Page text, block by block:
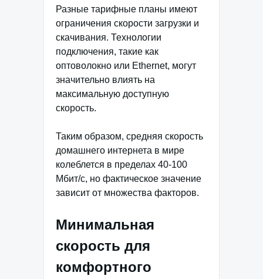
Разные тарифные планы имеют
ограничения скорости загрузки и
скачивания. Технологии
подключения, такие как
оптоволокно или Ethernet, могут
значительно влиять на
максимальную доступную
скорость.
Таким образом, средняя скорость
домашнего интернета в мире
колеблется в пределах 40-100
Мбит/с, но фактическое значение
зависит от множества факторов.
Минимальная
скорость для
комфортного